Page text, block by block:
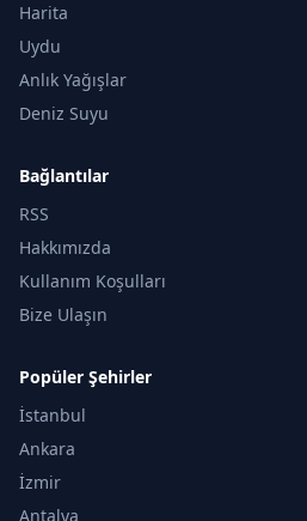
Harita
Uydu
Anlık Yağışlar
Deniz Suyu
Bağlantılar
RSS
Hakkımızda
Kullanım Koşulları
Bize Ulaşın
Popüler Şehirler
İstanbul
Ankara
İzmir
Antalya